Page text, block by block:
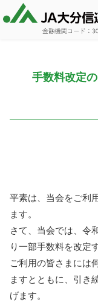
手数料改定
平素は、当会をご利
ます。
さて、当会では、令
り一部手数料を改定
ご利用の皆さまには
ますとともに、引き
げます。